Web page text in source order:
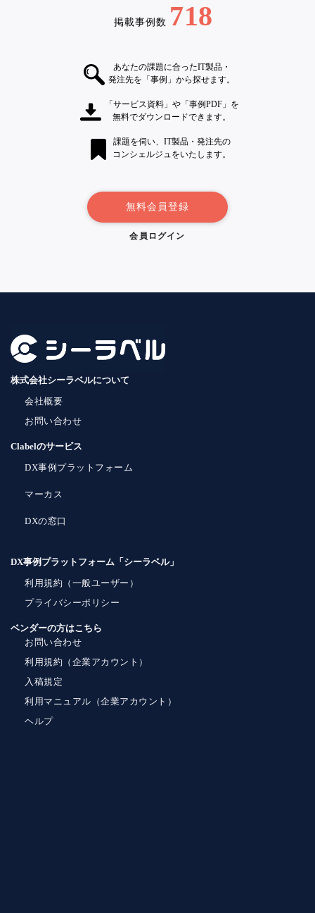
掲載事例数 718
あなたの課題に合ったIT製品・
発注先を「事例」から探せます。
「サービス資料」や「事例PDF」を
無料でダウンロードできます。
課題を伺い、IT製品・発注先の
コンシェルジュをいたします。
無料会員登録
会員ログイン
株式会社シーラベルについて
会社概要
お問い合わせ
Clabelのサービス
DX事例プラットフォーム
マーカス
DXの窓口
DX事例プラットフォーム「シーラベル」
利用規約（一般ユーザー）
プライバシーポリシー
ベンダーの方はこちら
お問い合わせ
利用規約（企業アカウント）
入稿規定
利用マニュアル（企業アカウント）
ヘルプ